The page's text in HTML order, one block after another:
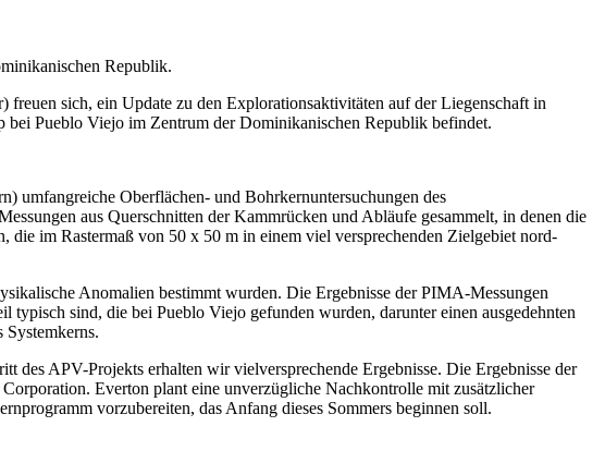
Republik.
sich, ein Update zu den Explorationsaktivitäten auf der Liegenschaft in
Pueblo Viejo im Zentrum der Dominikanischen Republik befindet.
umfangreiche Oberflächen- und Bohrkernuntersuchungen des
aus Querschnitten der Kammrücken und Abläufe gesammelt, in denen die
die im Rastermaß von 50 x 50 m in einem viel versprechenden Zielgebiet nord-
Anomalien bestimmt wurden. Die Ergebnisse der PIMA-Messungen
sind, die bei Pueblo Viejo gefunden wurden, darunter einen ausgedehnten
APV-Projekts erhalten wir vielversprechende Ergebnisse. Die Ergebnisse der
Everton plant eine unverzügliche Nachkontrolle mit zusätzlicher
vorzubereiten, das Anfang dieses Sommers beginnen soll.